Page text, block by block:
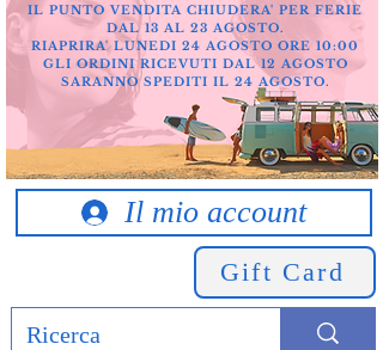
Il mio account
Gift Card
IL PUNTO VENDITA CHIUDERA' PER FERIE
DAL 13 AL 23 AGOSTO.
RIAPRIRA' LUNEDI 24 AGOSTO ORE 10:00
GLI ORDINI RICEVUTI DAL 12 AGOSTO
SARANNO SPEDITI IL 24 AGOSTO.